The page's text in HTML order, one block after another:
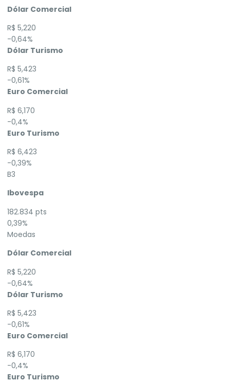
Dólar Comercial
R$ 5,220
-0,64%
Dólar Turismo
R$ 5,423
-0,61%
Euro Comercial
R$ 6,170
-0,4%
Euro Turismo
R$ 6,423
-0,39%
B3
Ibovespa
182.834 pts
0,39%
Moedas
Dólar Comercial
R$ 5,220
-0,64%
Dólar Turismo
R$ 5,423
-0,61%
Euro Comercial
R$ 6,170
-0,4%
Euro Turismo